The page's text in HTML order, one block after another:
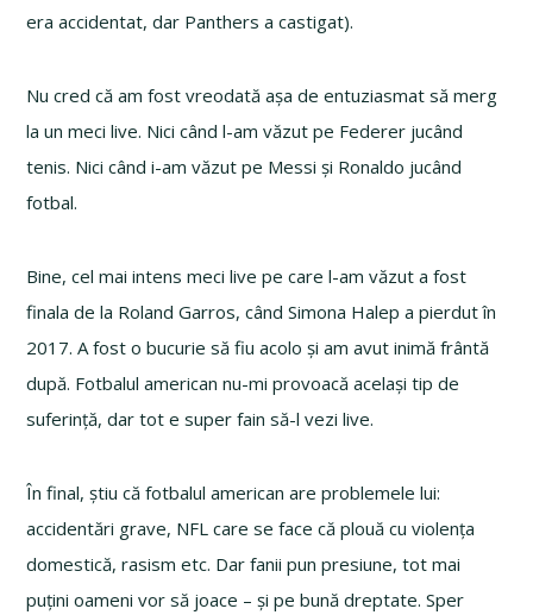
era accidentat, dar Panthers a castigat).
Nu cred că am fost vreodată așa de entuziasmat să merg
la un meci live. Nici când l-am văzut pe Federer jucând
tenis. Nici când i-am văzut pe Messi și Ronaldo jucând
fotbal.
Bine, cel mai intens meci live pe care l-am văzut a fost
finala de la Roland Garros, când Simona Halep a pierdut în
2017. A fost o bucurie să fiu acolo și am avut inimă frântă
după. Fotbalul american nu-mi provoacă același tip de
suferință, dar tot e super fain să-l vezi live.
În final, știu că fotbalul american are problemele lui:
accidentări grave, NFL care se face că plouă cu violența
domestică, rasism etc. Dar fanii pun presiune, tot mai
puțini oameni vor să joace – și pe bună dreptate. Sper